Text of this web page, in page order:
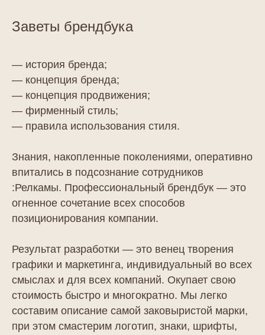
Заветы брендбука
— история бренда;
— концепция бренда;
— концепция продвижения;
— фирменный стиль;
— правила использования стиля.
Знания, накопленные поколениями, оперативно
впитались в подсознание сотрудников
:Релкамы. Профессиональный брендбук — это
огненное сочетание всех способов
позиционирования компании.
Результат разработки — это венец творения
графики и маркетинга, индивидуальный во всех
смыслах и для всех компаний. Окупает свою
стоимость быстро и многократно. Мы легко
составим описание самой заковыристой марки,
при этом смастерим логотип, знаки, шрифты,
Как мы работаем
Процесс
брендбука